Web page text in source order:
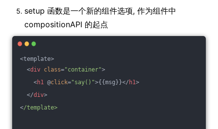
setup 函数是一个新的组件选项, 作为组件中
compositionAPI 的起点
<template>
<div class="container">
<h1 @click="say()">{{msg}}</ h1>
</div>
</template>